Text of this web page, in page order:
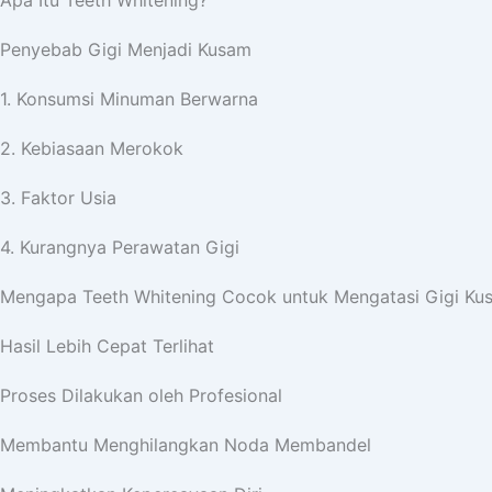
Penyebab Gigi Menjadi Kusam
1. Konsumsi Minuman Berwarna
2. Kebiasaan Merokok
3. Faktor Usia
4. Kurangnya Perawatan Gigi
Mengapa Teeth Whitening Cocok untuk Mengatasi Gigi
Hasil Lebih Cepat Terlihat
Proses Dilakukan oleh Profesional
Membantu Menghilangkan Noda Membandel